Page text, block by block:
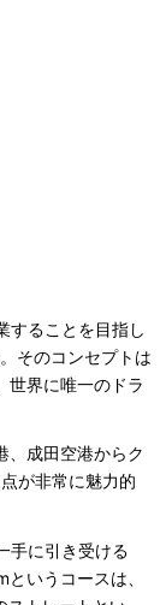
することを目指し
そのコンセプトは
世界に唯一のドラ
成田空港からク
が非常に魅力的
手に引き受ける
いうコースは、